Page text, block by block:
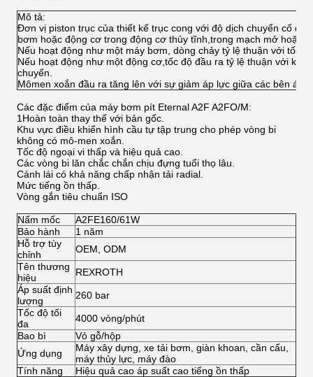
Mô tả:
Đơn vị piston trục của thiết kế trục cong với độ dịch chuyển cố
bơm hoặc động cơ trong động cơ thủy tĩnh,trong mạch mở hoặc
Nếu hoạt động như một máy bơm, dòng chảy tỷ lệ thuận với tốc
Nếu hoạt động như một động cơ,tốc độ đầu ra tỷ lệ thuận với
chuyển.
Mômen xoắn đầu ra tăng lên với sự giảm áp lực giữa các bên áp
Các đặc điểm của máy bơm pít Eternal A2F A2FO/M:
1Hoàn toàn thay thế với bản gốc.
Khu vực điều khiển hình cầu tự tập trung cho phép vòng bi
không có mô-men xoắn.
Tốc độ ngoại vi thấp và hiệu quả cao.
Các vòng bi lăn chắc chắn chịu đựng tuổi thọ lâu.
Cánh lái có khả năng chấp nhận tải radial.
Mức tiếng ồn thấp.
Vòng gắn tiêu chuẩn ISO
Nấm mốc
A2FE160/61W
Bảo hành
1 năm
Hỗ trợ tùy
chỉnh
OEM, ODM
Tên thương
hiệu
REXROTH
Áp suất định
lượng
260 bar
Tốc độ tối
đa
4000 vòng/phút
Bao bì
Vỏ gỗ/hộp
Ứng dụng
Máy xây dựng, xe tải bơm, giàn khoan, cần cẩu,
máy thủy lực, máy đào
Tính năng
Hiệu quả cao áp suất cao tiếng ồn thấp